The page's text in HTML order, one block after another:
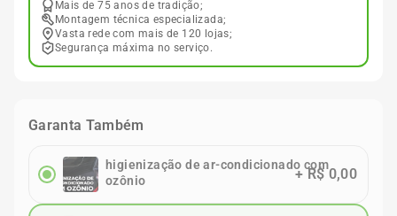
Mais de 75 anos de tradição;
Montagem técnica especializada;
Vasta rede com mais de 120 lojas;
Segurança máxima no serviço.
Garanta Também
higienização de ar-condicionado com
ozônio
+R$ 0,00